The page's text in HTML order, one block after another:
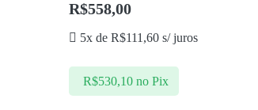
R$558,00
5x deR$111,60 s/ juros
R$530,10 no Pix